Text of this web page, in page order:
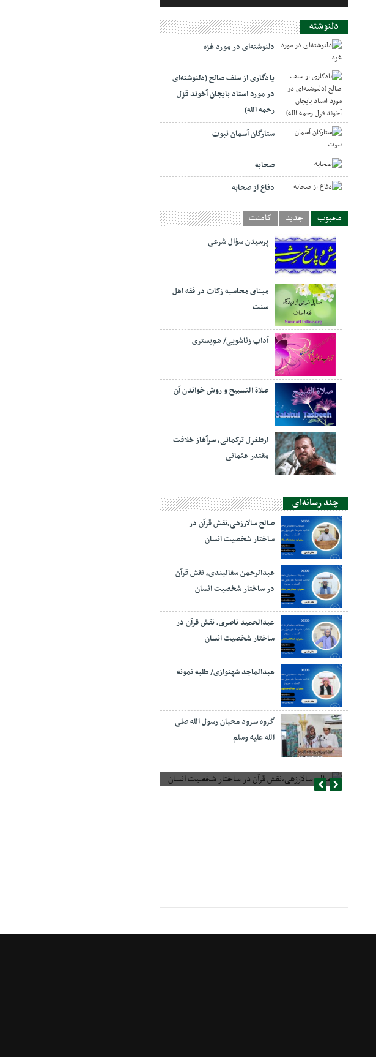
دلنوشته
دلنوشته‌ای در مورد غزه
یادگاری از سلف صالح (دلنوشته‌ای
در مورد استاد بایجان آخوند قزل
رحمه الله)
ستارگان آسمان نبوت
صحابه
دفاع از صحابه
محبوب جدید کامنت
پرسیدن سؤال شرعی
مبنای محاسبه زکات در فقه اهل
سنت
آداب زناشویی/ هم‌بستری
صلاة التسبيح و روش خواندن آن
ارطغرل ترکمانی، سرآغاز خلافت
مقتدر عثمانی
چند رسانه‌ای
صالح سالارزهی،‌نقش قرآن در
ساختار شخصیت انسان
عبدالرحمن سفالبندی، نقش قرآن
در ساختار شخصیت انسان
عبدالحمید ناصری، نقش قرآن در
ساختار شخصیت انسان
عبدالماجد شهنوازی/ طلبه نمونه
گروه سرود محبان رسول الله صلی
الله علیه وسلم
صالح سالارزهی،‌نقش قرآن در ساختار شخصیت انسان